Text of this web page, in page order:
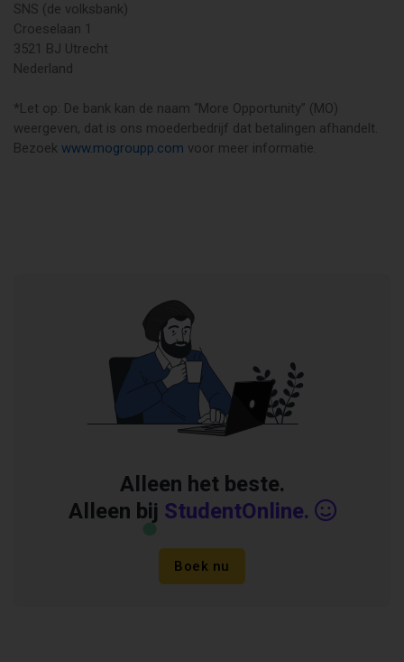
SNS (de volksbank)
Croeselaan 1
3521 BJ Utrecht
Nederland
*Let op: De bank kan de naam “More Opportunity” (MO)
weergeven, dat is ons moederbedrijf dat betalingen afhandelt.
Bezoek www.mogroupp.com voor meer informatie.
Alleen het beste.
Alleen bij StudentOnline.
Boek nu